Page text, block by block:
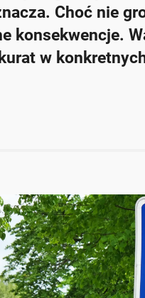
może wpłynąć na
ostrych zakrętach i
pod uwagę przez
wątpliwości u
Choć nie
konsekwencje.
w